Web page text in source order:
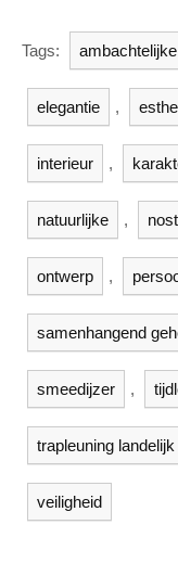
Tags:
elegantie ,
interieur ,
natuurlijke ,
ontwerp ,
samenhangend
smeedijzer ,
trapleuning landelijk
veiligheid